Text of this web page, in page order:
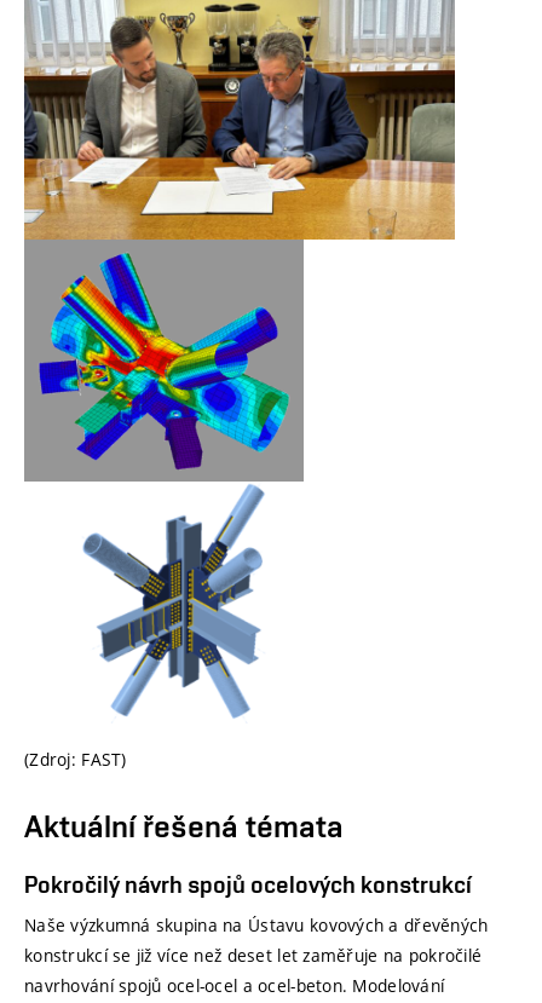
(Zdroj: FAST)
Aktuální řešená témata
Pokročilý návrh spojů ocelových konstrukcí
Naše výzkumná skupina na Ústavu kovových a dřevěných
konstrukcí se již více než deset let zaměřuje na pokročilé
navrhování spojů ocel-ocel a ocel-beton. Modelování